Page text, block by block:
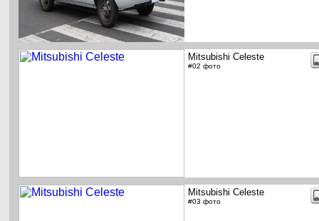
Mitsubishi Celeste
#02 фото
Mitsubishi Celeste
#03 фото